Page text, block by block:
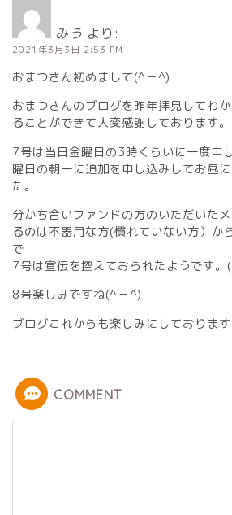
みう より:
2021年3月3日 2:53 PM
おまつさん初めまして(^－^)
おまつさんのブログを昨年拝見してわ
ることができて大変感謝しております。
7号は当日金曜日の3時くらいに一度申
曜日の朝一に追加を申し込みしてお昼
た。
分かち合いファンドの方のいただいた
るのは不器用な方(慣れていない方）か
で
7号は宣伝を控えておられたようです
8号楽しみですね(^－^)
ブログこれからも楽しみにしております
COMMENT